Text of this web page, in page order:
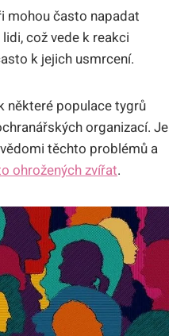
mohou často napadat
což vede k reakci
k jejich usmrcení.
některé populace tygrů
organizací. Je
těchto problémů a
ohrožených zvířat.